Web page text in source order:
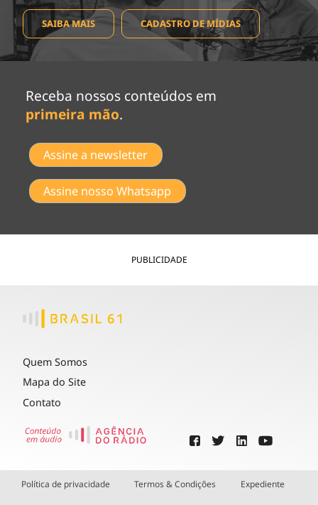
SAIBA MAIS CADASTRO DE MÍDIAS
Receba nossos conteúdos em
primeira mão.
Assine a newsletter
Assine nosso Whatsapp
PUBLICIDADE
Quem Somos
Mapa do Site
Contato
Política de privacidade Termos & Condições Expediente